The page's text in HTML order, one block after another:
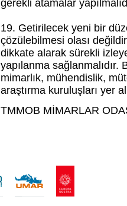
gerekli atamalar
19. Getirilecek yeni bir
çözülebilmesi olası
dikkate alarak sürekli
yapılanma
mimarlık, mühendislik,
araştırma kuruluşları yer
TMMOB MİMARLAR